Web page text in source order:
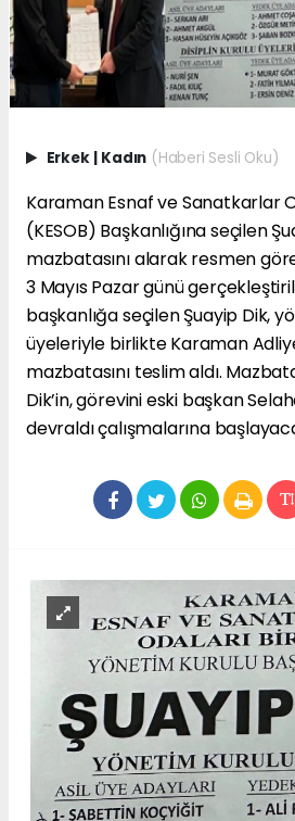
Erkek Kadın (Haberi Sesli Oku)
Karaman Esnaf ve Sanatkarlar
(KESOB) Başkanlığına seçilen
mazbatasını alarak resmen
3 Mayıs Pazar günü
başkanlığa seçilen Şuayip Dik,
üyeleriyle birlikte Karaman
mazbatasını teslim aldı.
Dik’in, görevini eski başkan
devraldı çalışmalarına